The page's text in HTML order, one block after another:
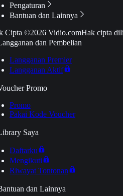
Pengaturan
Bantuan dan Lainnya
Cipta ©2026 Vidio.comHak cipta
dan Pembelian
Langganan Premier
Langganan Aktif
Promo
Promo
Pakai Kode Voucher
Saya
Daftarku
Mengikuti
Riwayat Tontonan
dan Lainnya